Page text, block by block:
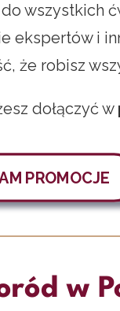
wszystkich
ekspertów i
że robisz
dołączyć w
PROMOCJE
w